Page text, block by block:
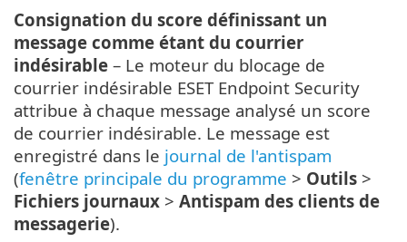
Consignation du score définissant un
message comme étant du courrier
indésirable – Le moteur du blocage de
courrier indésirable ESET Endpoint Security
attribue à chaque message analysé un score
de courrier indésirable. Le message est
enregistré dans le journal de l'antispam
(fenêtre principale du programme > Outils >
Fichiers journaux > Antispam des clients de
messagerie).